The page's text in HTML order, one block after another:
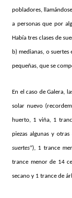
pobladores,
a personas que por
Había tres clases de
b) medianas, o
pequeñas, que se
En el caso de Galera,
solar nuevo
huerto, 1 viña, 1
piezas algunas y
suertes”), 1 trance
trance menor de 14
secano y 1 trance de